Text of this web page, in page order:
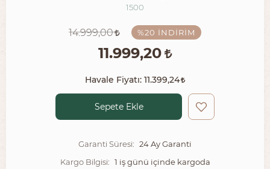
1500
14.999,00 %20 İNDIRIM
11.999,20
Havale Fiyatı: 11.399,24
Sepete Ekle
Garanti Süresi: 24 Ay Garanti
Kargo Bilgisi: 1 iş günü içinde kargoda